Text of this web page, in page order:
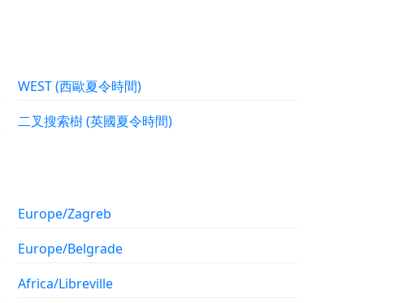
WEST (西歐夏令時間)
二叉搜索樹 (英國夏令時間)
Europe/Zagreb
Europe/Belgrade
Africa/Libreville